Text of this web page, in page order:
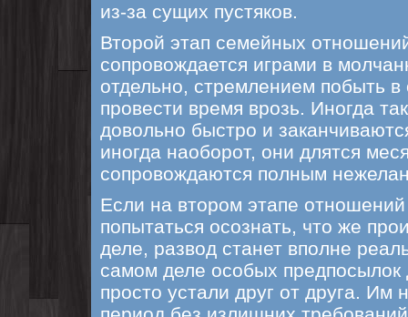
из-за сущих пустяков.
Второй этап семейных
сопровождается играми в
отдельно, стремлением побыть в
провести время врозь. Иногда
довольно быстро и
иногда наоборот, они длятся
сопровождаются полным
Если на втором этапе
попытаться осознать, что же
деле, развод станет вполне
самом деле особых предпосылок
просто устали друг от друга. Им